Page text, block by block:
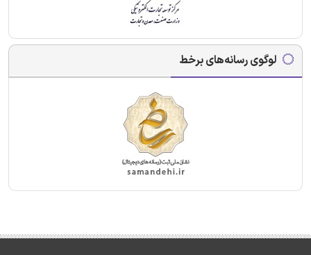
لوگوی رسانه‌های برخط